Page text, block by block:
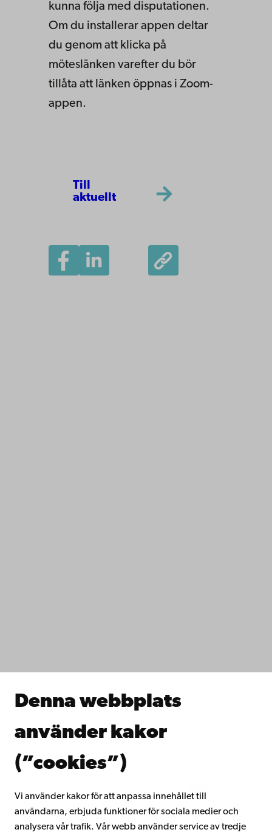
Denna webbplats
använder kakor
(”cookies”)
Vi använder kakor för att anpassa innehållet till
användarna, erbjuda funktioner för sociala medier och
analysera vår trafik. Vår webb använder service av tredje
kunna följa med disputationen.
Om du installerar appen deltar
du genom att klicka på
möteslänken varefter du bör
tillåta att länken öppnas i Zoom-
appen.
Till
aktuellt
Samarbeta med oss
Kontinuerligt lärande
Gå med i Åbo Akademis alumnnätverk
Intranätet
Facebook InstagramYouTube LinkedIn Blog Snapchat